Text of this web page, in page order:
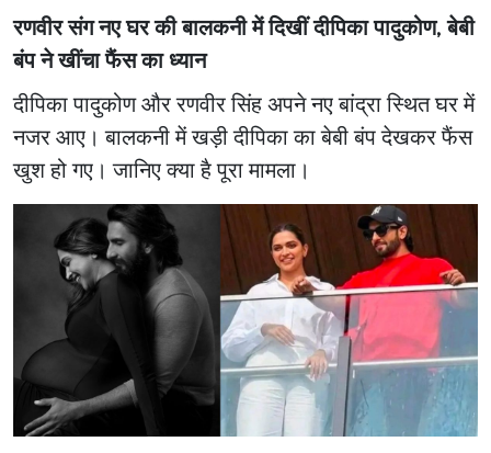
रणवीर संग नए घर की बालकनी में दिखीं दीपिका पादुकोण, बेबी
बंप ने खींचा फैंस का ध्यान
दीपिका पादुकोण और रणवीर सिंह अपने नए बांद्रा स्थित घर में
नजर आए। बालकनी में खड़ी दीपिका का बेबी बंप देखकर फैंस
खुश हो गए। जानिए क्या है पूरा मामला।